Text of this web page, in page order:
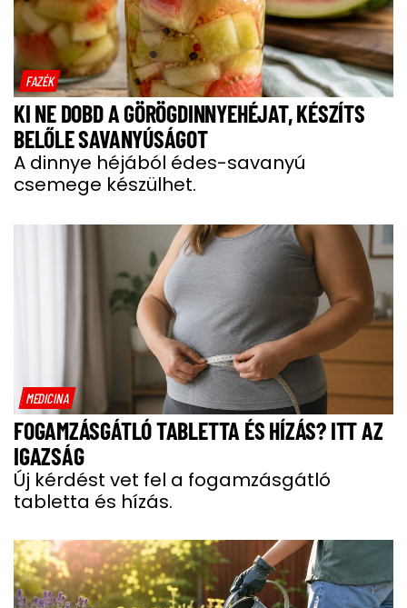
FAZÉK
KI NE DOBD A GÖRÖGDINNYEHÉJAT, KÉSZÍTS
BELŐLE SAVANYÚSÁGOT
A dinnye héjából édes-savanyú
csemege készülhet.
MEDICINA
FOGAMZÁSGÁTLÓ TABLETTA ÉS HÍZÁS? ITT AZ
IGAZSÁG
Új kérdést vet fel a fogamzásgátló
tabletta és hízás.